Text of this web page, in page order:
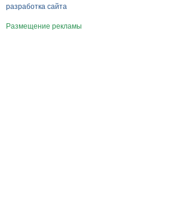
разработка сайта
Размещение рекламы